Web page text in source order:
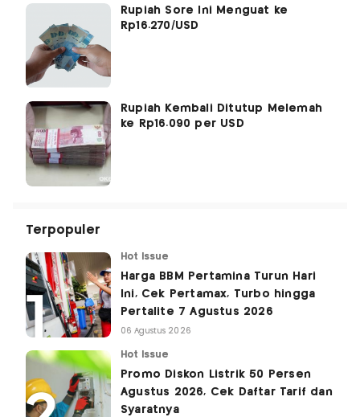
Rupiah Sore Ini Menguat ke
Rp16.270/USD
Rupiah Kembali Ditutup Melemah
ke Rp16.090 per USD
Terpopuler
Hot Issue
Harga BBM Pertamina Turun Hari
Ini, Cek Pertamax, Turbo hingga
Pertalite 7 Agustus 2026
06 Agustus 2026
Hot Issue
Promo Diskon Listrik 50 Persen
Agustus 2026, Cek Daftar Tarif dan
Syaratnya